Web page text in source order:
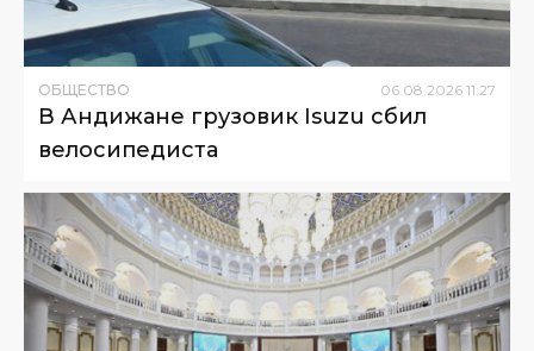
ОБЩЕСТВО 06 08 2026 11:27
В Андижане грузовик Isuzu сбил
велосипедиста